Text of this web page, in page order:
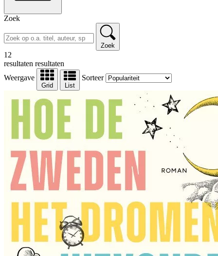
Zoek
Zoek
12
resultaten resultaten
Weergave
Grid List
Sorteer